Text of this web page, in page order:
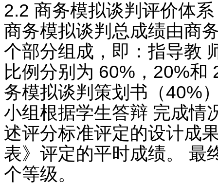
2.2 商务模拟谈判评价体系
商务模拟谈判总成绩由商
个部分组成，即：指导教
比例分别为 60%，20%和
务模拟谈判策划书（40%
小组根据学生答辩 完成情
述评分标准评定的设计成
表》评定的平时成绩。 最
个等级。